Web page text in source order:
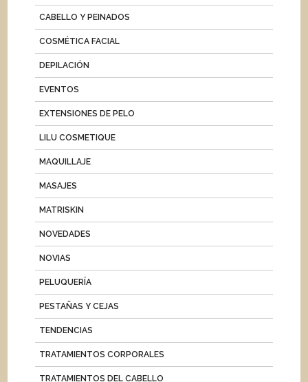
CABELLO Y PEINADOS
COSMÉTICA FACIAL
DEPILACIÓN
EVENTOS
EXTENSIONES DE PELO
LILU COSMETIQUE
MAQUILLAJE
MASAJES
MATRISKIN
NOVEDADES
NOVIAS
PELUQUERÍA
PESTAÑAS Y CEJAS
TENDENCIAS
TRATAMIENTOS CORPORALES
TRATAMIENTOS DEL CABELLO